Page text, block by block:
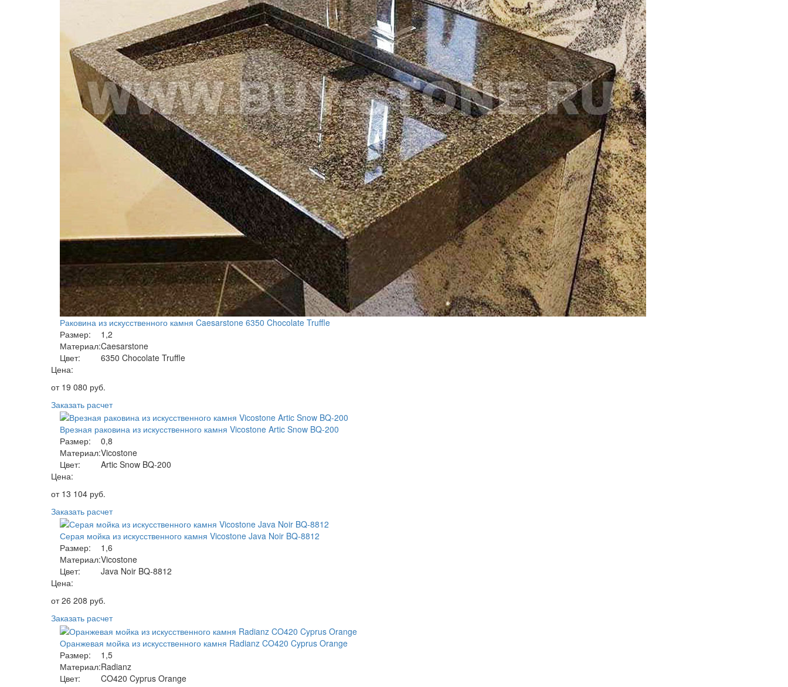
Раковина из искусственного камня Caesarstone 6350 Chocolate Truffle
Размер:
1,2
Материал:Caesarstone
Цвет:
6350 Chocolate Truffle
Цена:
от 19 080 руб.
Заказать расчет
Врезная раковина из искусственного камня Vicostone Artic Snow BQ-200
Размер:
0,8
Материал:Vicostone
Цвет:
Artic Snow BQ-200
Цена:
от 13 104 руб.
Заказать расчет
Серая мойка из искусственного камня Vicostone Java Noir BQ-8812
Размер:
1,6
Материал:Vicostone
Цвет:
Java Noir BQ-8812
Цена:
от26 208 руб.
Заказать расчет
Оранжевая мойка из искусственного камня Radianz CO420 Cyprus Orange
Размер:
1,5
Материал:Radianz
Цвет:
CO420 Cyprus Orange